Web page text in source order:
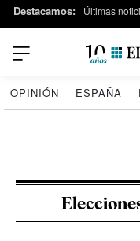
Destacamos: Últimas
OPINIÓN ESPAÑA